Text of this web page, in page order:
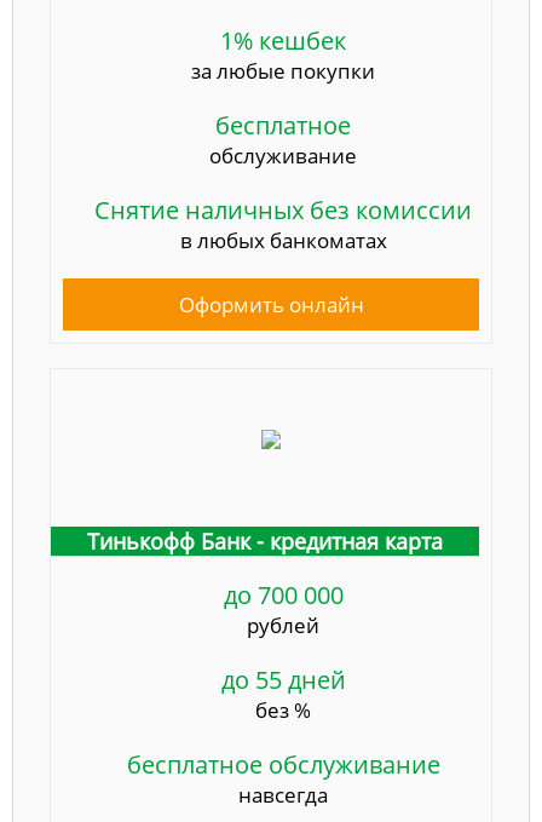
1% кешбек
за любые покупки
бесплатное
обслуживание
Снятие наличных без комиссии
в любых банкоматах
Оформить онлайн
Тинькофф Банк - кредитная карта
до 700 000
рублей
до 55 дней
без %
бесплатное обслуживание
навсегда